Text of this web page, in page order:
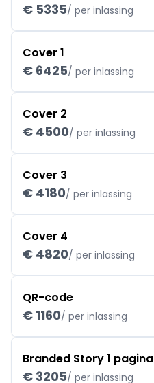
€ 5335/ per inlassing
Cover 1
€ 6425/ per inlassing
Cover 2
€ 4500/ per inlassing
Cover 3
€ 4180/ per inlassing
Cover 4
€ 4820/ per inlassing
QR-code
€ 1160/ per inlassing
Branded Story 1 pagina
€ 3205/ per inlassing